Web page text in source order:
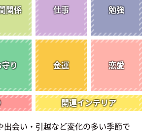
関係 仕事 勉強
守り 金運 恋愛
開運インテリア
出会い・引越など変化の多い季節で